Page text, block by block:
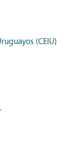
(CEIU)